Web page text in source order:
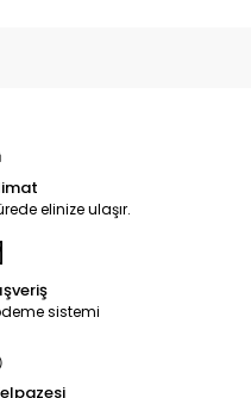
elinize ulaşır.
sistemi